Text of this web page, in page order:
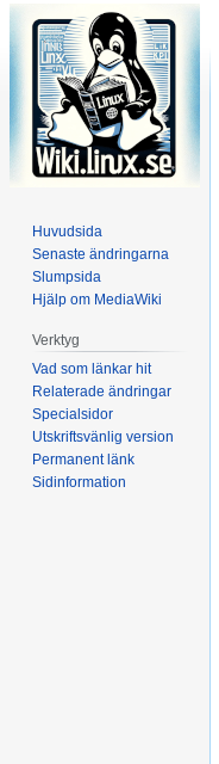
Huvudsida
Senaste ändringarna
Slumpsida
Hjälp om MediaWiki
Verktyg
Vad som länkar hit
Relaterade ändringar
Specialsidor
Utskriftsvänlig version
Permanent länk
Sidinformation